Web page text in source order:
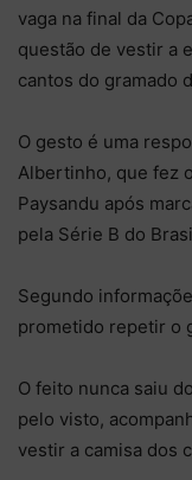
vaga na final da
questão de vestir a
cantos do gramado
O gesto é uma
Albertinho, que fez
Paysandu após
pela Série B do
Segundo
prometido repetir o
O feito nunca saiu
pelo visto,
vestir a camisa dos